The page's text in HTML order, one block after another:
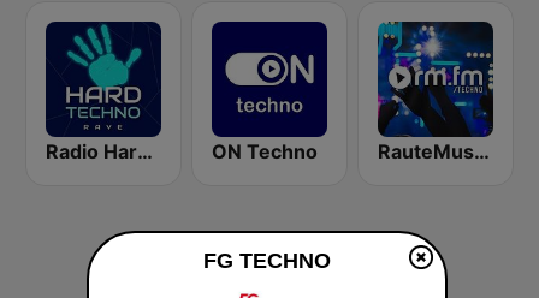
Radio Hard Techno Rave ON Techno RauteMusik - TECHNO
FG TECHNO